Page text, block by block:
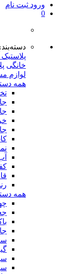
ورود ثبت نام
0
خانگی
لوازم
همه
همه